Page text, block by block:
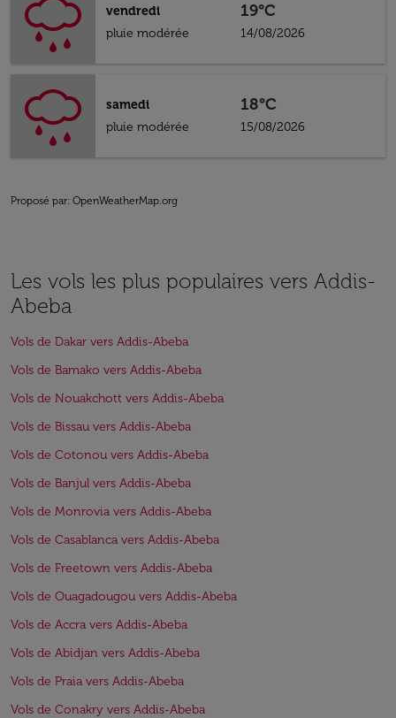
vendredi
pluie modérée
19°C
14/08/2026
samedi
pluie modérée
18°C
15/08/2026
Proposé par: OpenWeatherMap.org
Les vols les plus populaires vers Addis-
Abeba
Vols de Dakar vers Addis-Abeba
Vols de Bamako vers Addis-Abeba
Vols de Nouakchott vers Addis-Abeba
Vols de Bissau vers Addis-Abeba
Vols de Cotonou vers Addis-Abeba
Vols de Banjul vers Addis-Abeba
Vols de Monrovia vers Addis-Abeba
Vols de Casablanca vers Addis-Abeba
Vols de Freetown vers Addis-Abeba
Vols de Ouagadougou vers Addis-Abeba
Vols de Accra vers Addis-Abeba
Vols de Abidjan vers Addis-Abeba
Vols de Praia vers Addis-Abeba
Vols de Conakry vers Addis-Abeba